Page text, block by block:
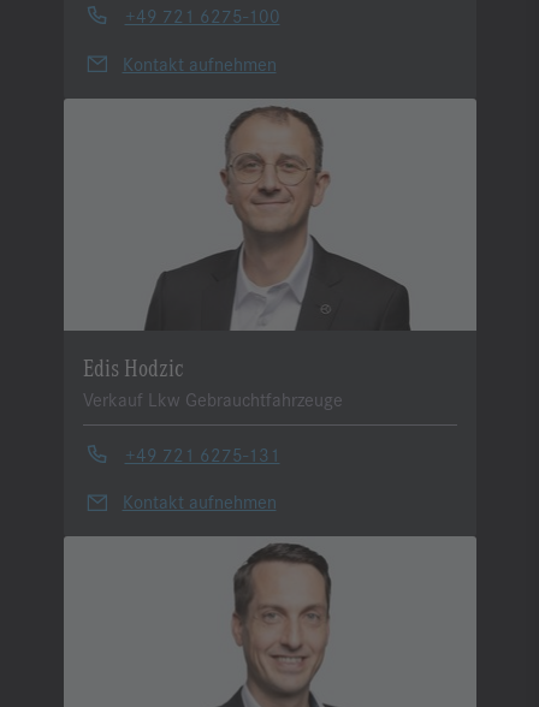
+49 721 6275-100
Kontakt aufnehmen
Edis Hodzic
Verkauf Lkw Gebrauchtfahrzeuge
+49 721 6275-131
Kontakt aufnehmen